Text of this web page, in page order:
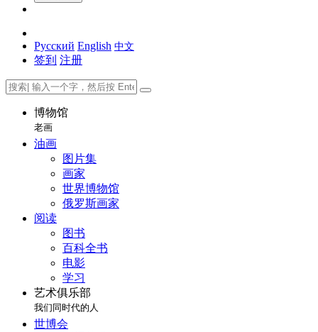
Русский English 中文
签到 注册
博物馆
老画
油画
图片集
画家
世界博物馆
俄罗斯画家
阅读
图书
百科全书
电影
学习
艺术俱乐部
我们同时代的人
世博会